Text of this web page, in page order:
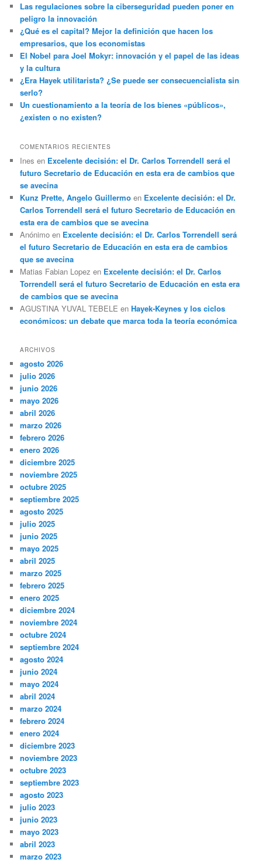
Las regulaciones sobre la ciberseguridad pueden poner en
peligro la innovación
¿Qué es el capital? Mejor la definición que hacen los
empresarios, que los economistas
El Nobel para Joel Mokyr: innovación y el papel de las ideas
y la cultura
¿Era Hayek utilitarista? ¿Se puede ser consecuencialista sin
serlo?
Un cuestionamiento a la teoría de los bienes «públicos»,
¿existen o no existen?
COMENTARIOS RECIENTES
Ines en Excelente decisión: el Dr. Carlos Torrendell será el
futuro Secretario de Educación en esta era de cambios que
se avecina
Kunz Prette, Angelo Guillermo en Excelente decisión: el Dr.
Carlos Torrendell será el futuro Secretario de Educación en
esta era de cambios que se avecina
Anónimo en Excelente decisión: el Dr. Carlos Torrendell será
el futuro Secretario de Educación en esta era de cambios
que se avecina
Matias Fabian Lopez en Excelente decisión: el Dr. Carlos
Torrendell será el futuro Secretario de Educación en esta era
de cambios que se avecina
AGUSTINA YUVAL TEBELE enHayek-Keynes y los ciclos
económicos: un debate que marca toda la teoría económica
ARCHIVOS
agosto 2026
julio 2026
junio 2026
mayo 2026
abril 2026
marzo 2026
febrero 2026
enero 2026
diciembre 2025
noviembre 2025
octubre 2025
septiembre 2025
agosto 2025
julio 2025
junio 2025
mayo 2025
abril 2025
marzo 2025
febrero 2025
enero 2025
diciembre 2024
noviembre 2024
octubre 2024
septiembre 2024
agosto 2024
junio 2024
mayo 2024
abril 2024
marzo 2024
febrero 2024
enero 2024
diciembre 2023
noviembre 2023
octubre 2023
septiembre 2023
agosto 2023
julio 2023
junio 2023
mayo 2023
abril 2023
marzo 2023